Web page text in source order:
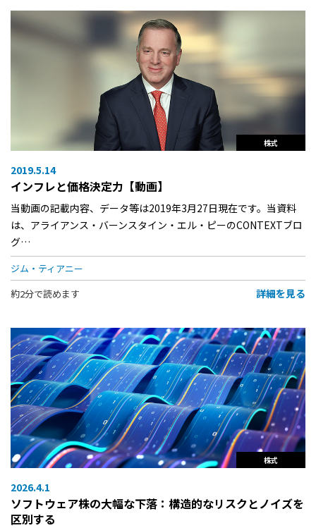
株式
2019.5.14
インフレと価格決定力【動画】
当動画の記載内容、データ等は2019年3月27日現在です。当資料
は、アライアンス・バーンスタイン・エル・ピーのCONTEXTブロ
グ…
ジム・ティアニー
約2分で読めます
詳細を見る
株式
2026.4.1
ソフトウェア株の大幅な下落：構造的なリスクとノイズを
区別する